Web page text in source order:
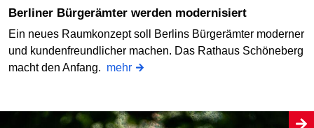
Berliner Bürgerämter werden modernisiert
Ein neues Raumkonzept soll Berlins Bürgerämter moderner
und kundenfreundlicher machen. Das Rathaus Schöneberg
macht den Anfang. mehr